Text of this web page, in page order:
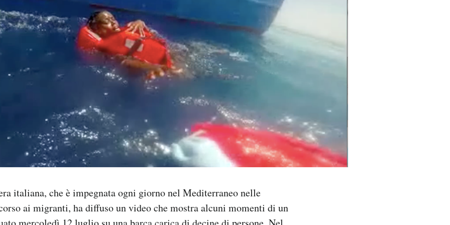
italiana, che è impegnata ogni giorno nel Mediterraneo nelle
ai migranti, ha diffuso un video che mostra alcuni momenti di un